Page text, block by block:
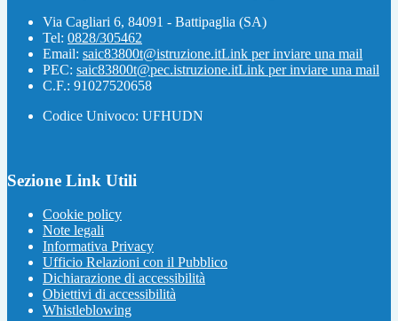
Via Cagliari 6, 84091 - Battipaglia (SA)
Tel: 0828/305462
Email: saic83800t@istruzione.itLink per inviare una mail
PEC: saic83800t@pec.istruzione.itLink per inviare una mail
C.F.: 91027520658
Codice Univoco: UFHUDN
Sezione Link Utili
Cookie policy
Note legali
Informativa Privacy
Ufficio Relazioni con il Pubblico
Dichiarazione di accessibilità
Obiettivi di accessibilità
Whistleblowing